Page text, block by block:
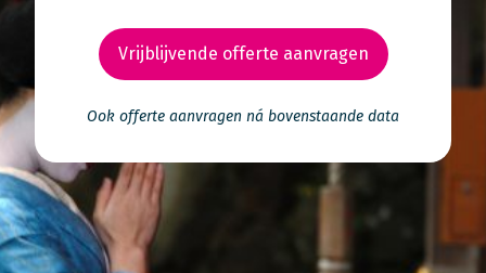
Vrijblijvende offerte aanvragen
Ook offerte aanvragen ná bovenstaande data